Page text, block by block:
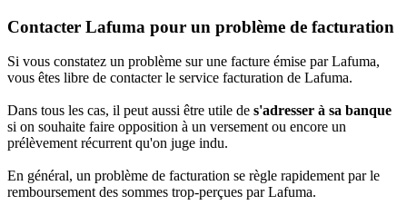
Contacter Lafuma pour un problème de facturation
Si vous constatez un problème sur une facture émise par Lafuma,
vous êtes libre de contacter le service facturation de Lafuma.
Dans tous les cas, il peut aussi être utile de s'adresser à sa banque
si on souhaite faire opposition à un versement ou encore un
prélèvement récurrent qu'on juge indu.
En général, un problème de facturation se règle rapidement par le
remboursement des sommes trop-perçues par Lafuma.